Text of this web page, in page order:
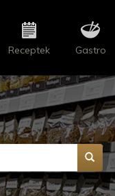
Receptek Gastro